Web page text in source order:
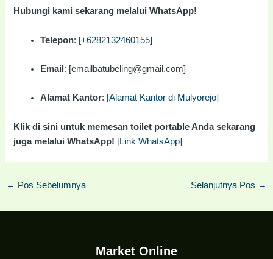
Hubungi kami sekarang melalui WhatsApp!
Telepon: [+6282132460155]
Email : [emailbatubeling@gmail.com]
Alamat Kantor: [Alamat Kantor di Mulyorejo]
Klik di sini untuk memesan toilet portable Anda sekarang
juga melalui WhatsApp! [Link WhatsApp]
← Pos Sebelumnya Selanjutnya Pos →
Market Online